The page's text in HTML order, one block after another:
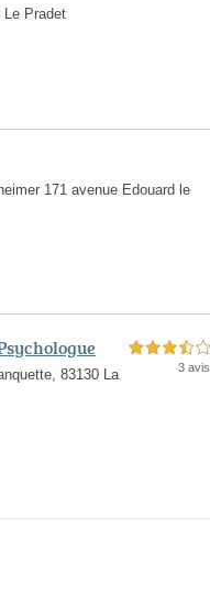
Le Pradet
171 avenue Edouard le
83130 La
3,5 étoiles sur 5
3 avis